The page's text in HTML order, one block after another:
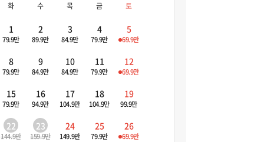
화 수 목 금 토
1
79.9만
2
89.9만
3
84.9만
4
79.9만
5
69.9만
8
79.9만
9
84.9만
10
84.9만
11
79.9만
12
69.9만
15
79.9만
16
94.9만
17
104.9만
18
104.9만
19
99.9만
22
144.9만
23
159.9만
24
149.9만
25
79.9만
26
69.9만